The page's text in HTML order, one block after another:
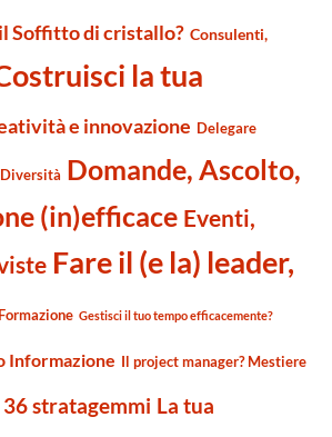
Soffitto di cristallo? Consulenti,
la tua
e innovazione Delegare
Diversità Domande, Ascolto,
(in)efficace Eventi,
Fare il (e la) leader,
Formazione Gestisci il tuo tempo efficacemente?
Informazione Il project manager? Mestiere
stratagemmi La tua